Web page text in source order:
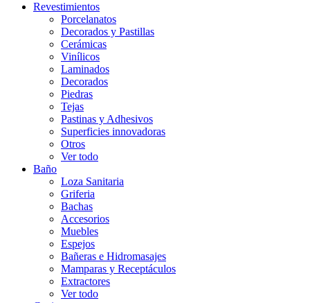
Revestimientos
Porcelanatos
Decorados y Pastillas
Cerámicas
Vinílicos
Laminados
Decorados
Piedras
Tejas
Pastinas y Adhesivos
Superficies innovadoras
Otros
Ver todo
Baño
Loza Sanitaria
Griferia
Bachas
Accesorios
Muebles
Espejos
Bañeras e Hidromasajes
Mamparas y Receptáculos
Extractores
Ver todo